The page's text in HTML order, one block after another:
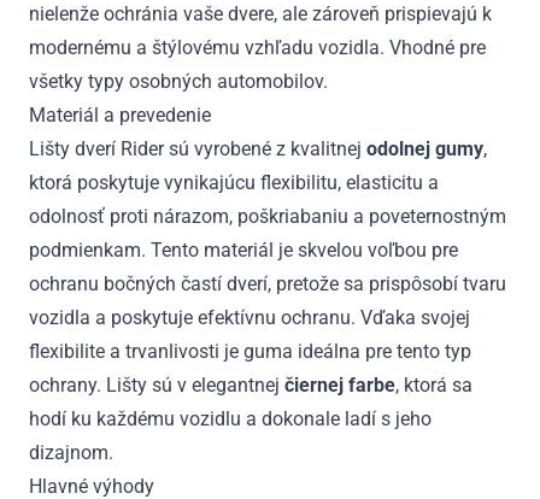
nielenže ochránia vaše dvere, ale zároveň prispievajú k
modernému a štýlovému vzhľadu vozidla. Vhodné pre
všetky typy osobných automobilov.
Materiál a prevedenie
Lišty dverí Rider sú vyrobené z kvalitnej odolnej gumy,
ktorá poskytuje vynikajúcu flexibilitu, elasticitu a
odolnosť proti nárazom, poškriabaniu a poveternostným
podmienkam. Tento materiál je skvelou voľbou pre
ochranu bočných častí dverí, pretože sa prispôsobí tvaru
vozidla a poskytuje efektívnu ochranu. Vďaka svojej
flexibilite a trvanlivosti je guma ideálna pre tento typ
ochrany. Lišty sú v elegantnej čiernej farbe, ktorá sa
hodí ku každému vozidlu a dokonale ladí s jeho
dizajnom.
Hlavné výhody